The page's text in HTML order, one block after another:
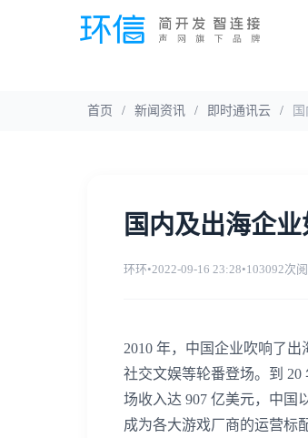
首页 / 新闻资讯 / 即时通讯云 /
国内及出海企
环环•2022-09-16 23:28•103092次
2010 年，中国企业吹响了
社交文娱等轮番登场。到
场收入达 907 亿美元，中国
成为各大游戏厂商的运营标配